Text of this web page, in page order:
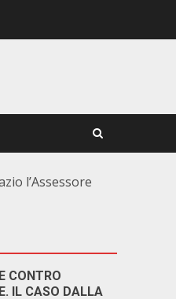
l’Assessore
CONTRO
IL CASO DALLA